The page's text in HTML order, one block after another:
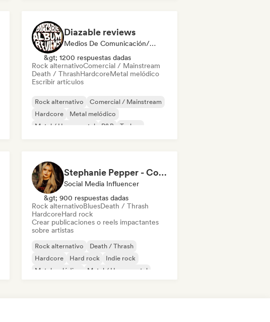
Diazable reviews
Medios De Comunicación/Periodista
&gt; 1200 respuestas dadas
Rock alternativoComercial / Mainstream
Death / ThrashHardcoreMetal melódico
Escribir artículos
Rock alternativo
Comercial / Mainstream
Hardcore
Metal melódico
Metal / Heavy metal
R&B
Techno
Stephanie Pepper - Content Creator
Social Media Influencer
&gt; 900 respuestas dadas
Rock alternativoBluesDeath / Thrash
HardcoreHard rock
Crear publicaciones o reels impactantes
sobre artistas
Rock alternativo
Death / Thrash
Hardcore
Hard rock
Indie rock
Metal melódico
Metal / Heavy metal